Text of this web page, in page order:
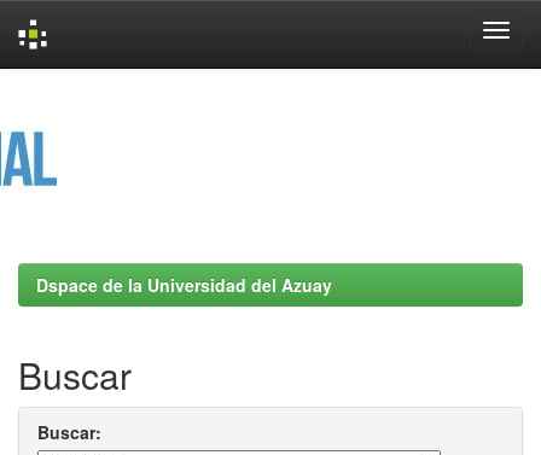
Dspace de la Universidad del Azuay
Buscar
Buscar: